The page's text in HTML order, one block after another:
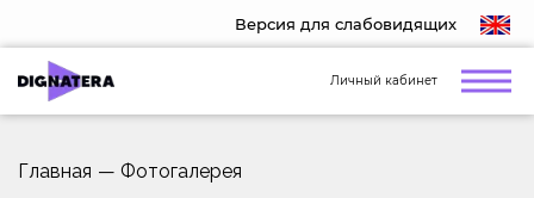
Версия для слабовидящих
Личный кабинет
Главная — Фотогалерея